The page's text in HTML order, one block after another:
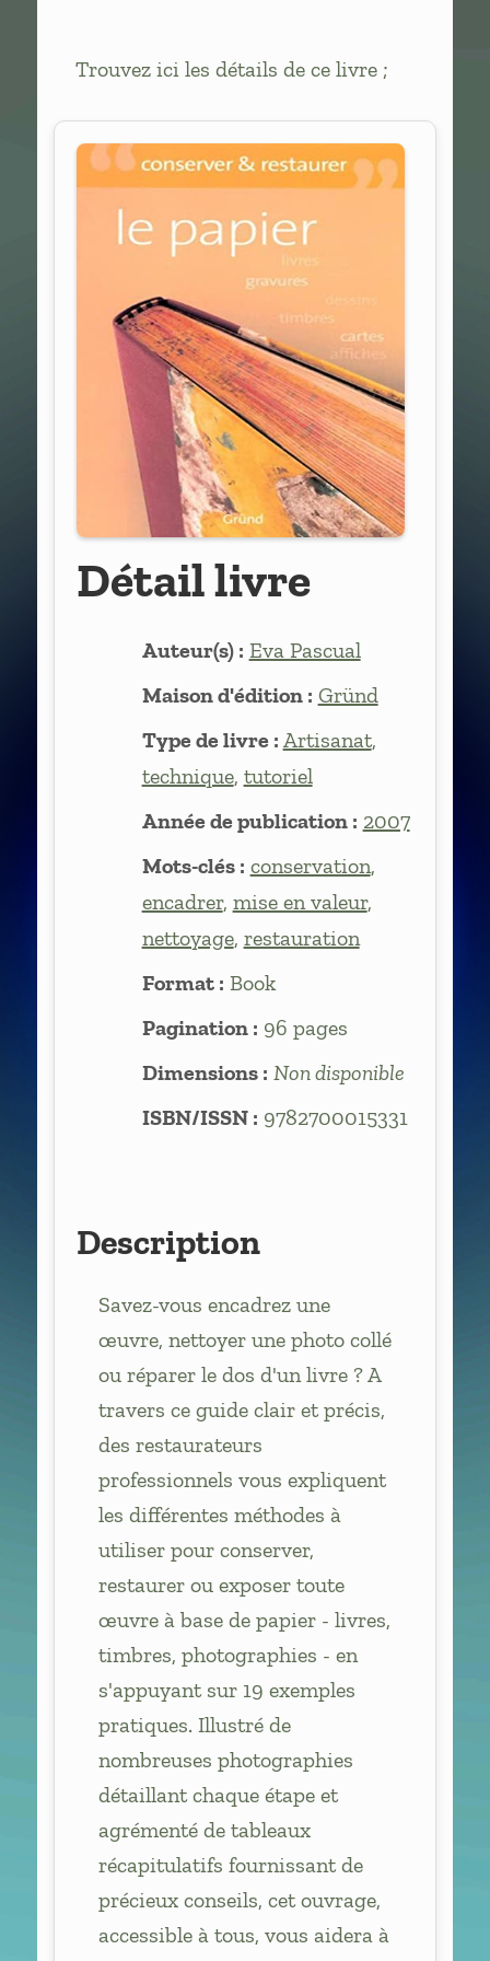
Trouvez ici les détails de ce livre ;
Détail livre
Auteur(s) : Eva Pascual
Maison d'édition : Gründ
Type de livre : Artisanat,
technique, tutoriel
Année de publication : 2007
Mots-clés : conservation,
encadrer, mise en valeur,
nettoyage, restauration
Format : Book
Pagination : 96 pages
Dimensions : Non disponible
ISBN/ISSN : 9782700015331
Description
Savez-vous encadrez une
œuvre, nettoyer une photo collé
ou réparer le dos d'un livre ? A
travers ce guide clair et précis,
des restaurateurs
professionnels vous expliquent
les différentes méthodes à
utiliser pour conserver,
restaurer ou exposer toute
œuvre à base de papier - livres,
timbres, photographies - en
s'appuyant sur 19 exemples
pratiques. Illustré de
nombreuses photographies
détaillant chaque étape et
agrémenté de tableaux
récapitulatifs fournissant de
précieux conseils, cet ouvrage,
accessible à tous, vous aidera à